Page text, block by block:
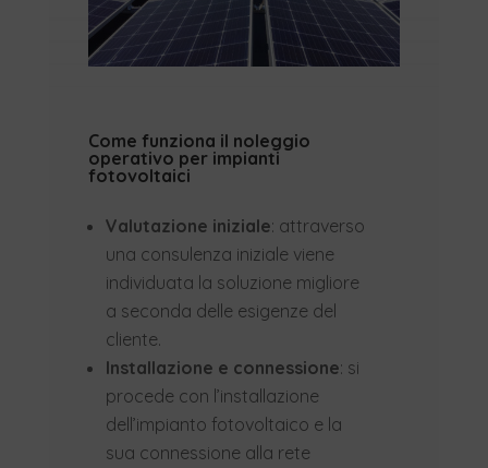
Come funziona il noleggio
operativo per impianti
fotovoltaici
Valutazione iniziale: attraverso
una consulenza iniziale viene
individuata la soluzione migliore
a seconda delle esigenze del
cliente.
Installazione e connessione: si
procede con l’installazione
dell’impianto fotovoltaico e la
sua connessione alla rete